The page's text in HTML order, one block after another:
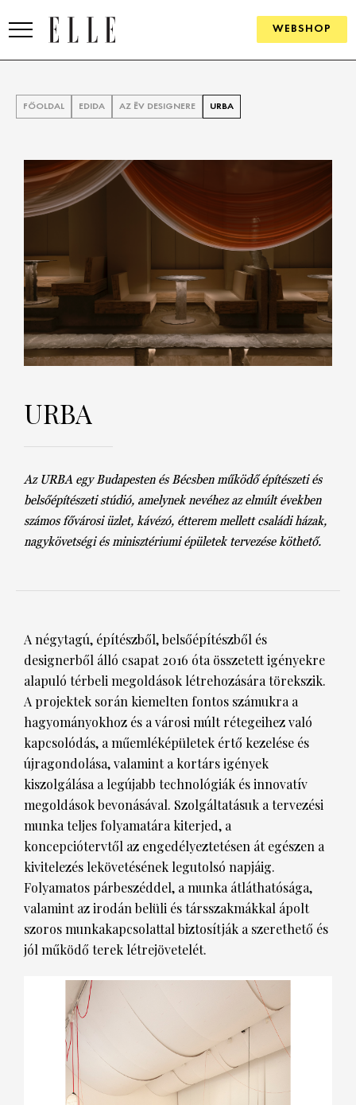
WEBSHOP
ELLE DIGITAL
SZÉPSÉG
PSZICHÉ
ÉLETMÓD
PÁRKAPCSOLAT
Hírek
Szobák
Ötletek
HOROSZKÓP
BUSINESS
EVENT
WEBSHOP
HÍRLEVÉL
FŐOLDAL EDIDA AZ ÉV DESIGNERE URBA
URBA
Az URBA egy Budapesten és Bécsben működő építészeti és
belsőépítészeti stúdió, amelynek nevéhez az elmúlt években
számos fővárosi üzlet, kávézó, étterem mellett családi házak,
nagykövetségi és minisztériumi épületek tervezése köthető.
A négytagú, építészből, belsőépítészből és
designerből álló csapat 2016 óta összetett igényekre
alapuló térbeli megoldások létrehozására törekszik.
A projektek során kiemelten fontos számukra a
hagyományokhoz és a városi múlt rétegeihez való
kapcsolódás, a műemléképületek értő kezelése és
újragondolása, valamint a kortárs igények
kiszolgálása a legújabb technológiák és innovatív
megoldások bevonásával. Szolgáltatásuk a tervezési
munka teljes folyamatára kiterjed, a
koncepciótervtől az engedélyeztetésen át egészen a
kivitelezés lekövetésének legutolsó napjáig.
Folyamatos párbeszéddel, a munka átláthatósága,
valamint az irodán belüli és társszakmákkal ápolt
szoros munkakapcsolattal biztosítják a szerethető és
jól működő terek létrejövetelét.